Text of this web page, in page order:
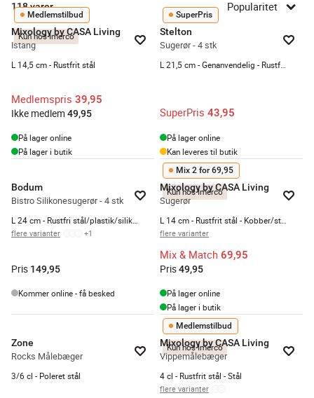
118varer Popularitet
Kun hos Imerco
Medlemstilbud
Mixology by CASA Living
Istang
L 14,5 cm - Rustfrit stål
Medlemspris 39,95
Ikke medlem 49,95
På lager online
På lager i butik
SuperPris
Stelton
Sugerør - 4 stk
SuperPris 43,95
På lager online
Kan leveres til butik
Bodum
Bistro Silikonesugerør - 4 stk
flere varianter +1
Pris 149,95
Kommer online - få besked
Kun hos Imerco
Mix 2 for 69,95
Mixology by CASA Living
Sugerør
flere varianter
Mix & Match 69,95
Pris49,95
På lager online
På lager i butik
Zone
Rocks Målebæger
3/6 cl - Poleret stål
Kun hos Imerco
Medlemstilbud
Mixology by CASA Living
Vippemålebæger
4 cl - Rustfrit stål - Stål
flere varianter